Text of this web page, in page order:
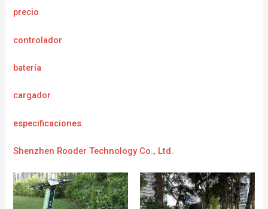
precio
controlador
batería
cargador
especificaciones
Shenzhen Rooder Technology Co., Ltd.